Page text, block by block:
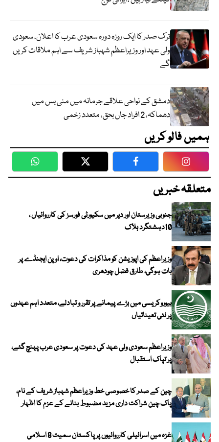
ترک صدر کا ایک روزہ دورہ سعودی عرب کا اعلان، سعودی
ولی عہد اور وزیراعظم شہباز شریف سے اہم ملاقات کریں
گے
دمشق کے نواحی علاقے جرمانہ میں منی بس میں
دھماکہ، 2 افراد جاں بحق، متعدد زخمی
ہمیں فالو کریں
WhatsApp Twitter Facebook
متعلقہ خبریں
جنوبی وزیرستان اور دیر میں سکیورٹی فورسز کی کارروائیاں ،
10دہشتگرد ہلاک
وزیراعظم کی اپوزیشن کو مذاکرات کی دعوت، اوپن ایجنڈے پر
بات ہوگی، طارق فضل چودھری
بیوروکریسی میں بڑے پیمانے پر تقرر و تبادلے، متعدد اہم عہدوں
پر نئی تعیناتیاں
وزیراعظم سعودی ولی عہد کی دعوت پر سعودی عرب پہنچ گئے،
پر تپاک استقبال
چین کے صدر کا خصوصی خط وزیراعظم شہباز شریف کے نام،
پاک چین شراکت داری مزید مضبوط بنانے کے عزم کا اظہار
غزہ میں اسرائیلی کارروائیوں پر پاکستان سمیت 8 اسلامی